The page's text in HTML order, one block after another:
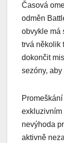
Časová
odměn
obvykle má
trvá několik
dokončit
sezóny,
exkluzivním
nevýhoda
aktivně